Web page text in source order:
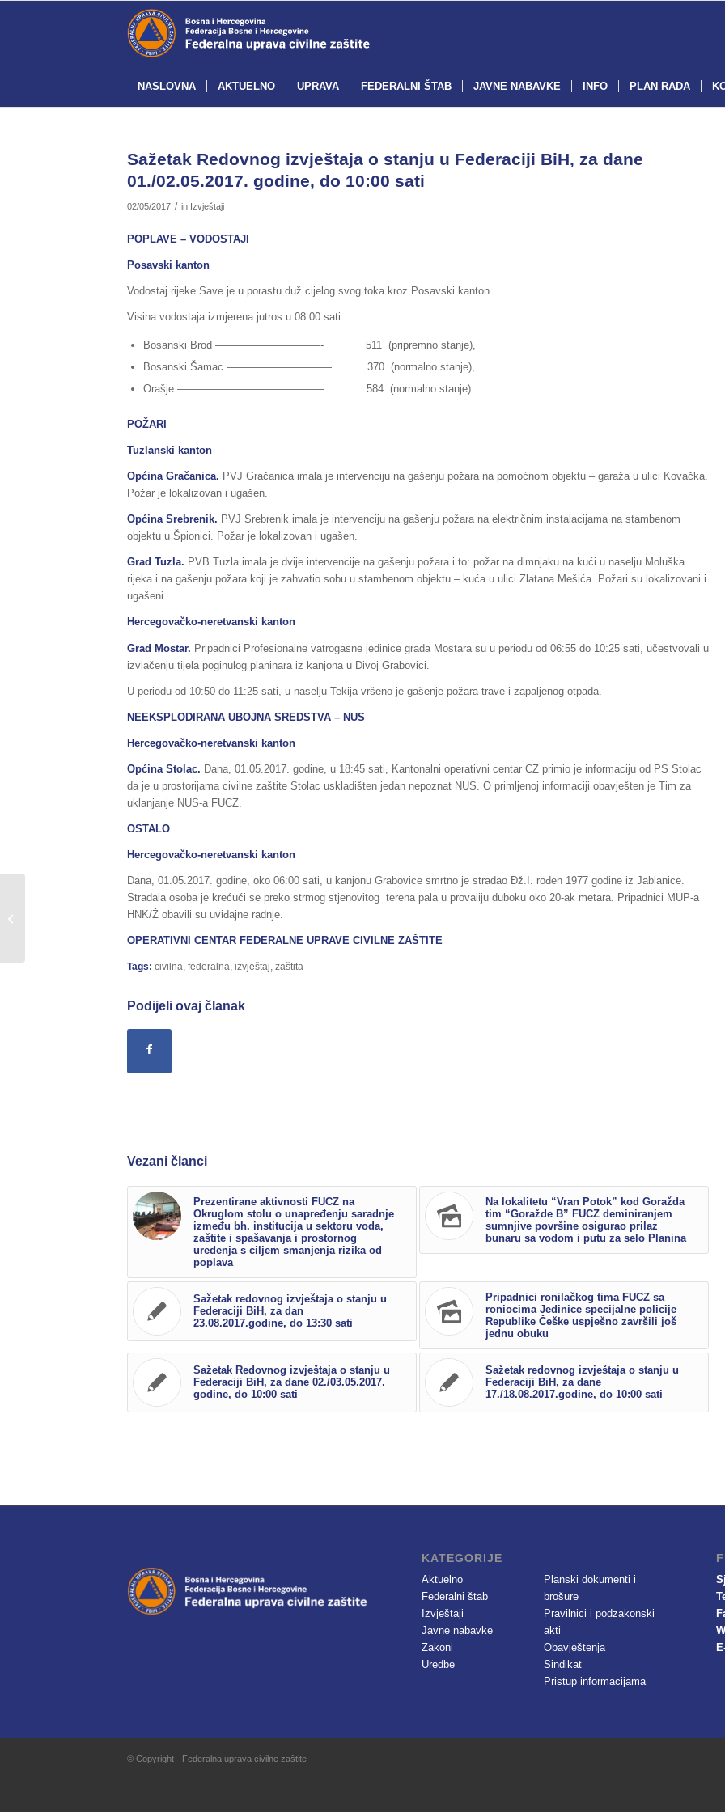
NASLOVNA AKTUELNO UPRAVA FEDERALNI ŠTAB JAVNE NABAVKE INFO PLAN RADA
Sažetak Redovnog izvještaja o stanju u Federaciji BiH, za dane
01./02.05.2017. godine, do 10:00 sati
02/05/2017 / in Izvještaji
POPLAVE – VODOSTAJI
Posavski kanton
Vodostaj rijeke Save je u porastu duž cijelog svog toka kroz Posavski kanton.
Visina vodostaja izmjerena jutros u 08:00 sati:
Bosanski Brod ——————————- 511 (pripremno stanje),
Bosanski Šamac —————————— 370 (normalno stanje),
Orašje —————————————— 584 (normalno stanje).
POŽARI
Tuzlanski kanton
Općina Gračanica. PVJ Gračanica imala je intervenciju na gašenju požara na pomoćnom objektu – garaža u ulici Kovačka.
Požar je lokalizovan i ugašen.
Općina Srebrenik. PVJ Srebrenik imala je intervenciju na gašenju požara na električnim instalacijama na stambenom
objektu u Špionici. Požar je lokalizovan i ugašen.
Grad Tuzla. PVB Tuzla imala je dvije intervencije na gašenju požara i to: požar na dimnjaku na kući u naselju Moluška
rijeka i na gašenju požara koji je zahvatio sobu u stambenom objektu – kuća u ulici Zlatana Mešića. Požari su lokalizovani i
ugašeni.
Hercegovačko-neretvanski kanton
Grad Mostar. Pripadnici Profesionalne vatrogasne jedinice grada Mostara su u periodu od 06:55 do 10:25 sati, učestvovali u
izvlačenju tijela poginulog planinara iz kanjona u Divoj Grabovici.
U periodu od 10:50 do 11:25 sati, u naselju Tekija vršeno je gašenje požara trave i zapaljenog otpada.
NEEKSPLODIRANA UBOJNA SREDSTVA – NUS
Hercegovačko-neretvanski kanton
Općina Stolac. Dana, 01.05.2017. godine, u 18:45 sati, Kantonalni operativni centar CZ primio je informaciju od PS Stolac
da je u prostorijama civilne zaštite Stolac uskladišten jedan nepoznat NUS. O primljenoj informaciji obavješten je Tim za
uklanjanje NUS-a FUCZ.
OSTALO
Hercegovačko-neretvanski kanton
Dana, 01.05.2017. godine, oko 06:00 sati, u kanjonu Grabovice smrtno je stradao Đž.I. rođen 1977 godine iz Jablanice.
Stradala osoba je krećući se preko strmog stjenovitog terena pala u provaliju duboku oko 20-ak metara. Pripadnici MUP-a
HNK/Ž obavili su uviđajne radnje.
OPERATIVNI CENTAR FEDERALNE UPRAVE CIVILNE ZAŠTITE
Tags: civilna federalna izvještaj zaštita
Podijeli ovaj članak
Vezani članci
Prezentirane aktivnosti FUCZ na
Okruglom stolu o unapređenju saradnje
između bh. institucija u sektoru voda,
zaštite i spašavanja i prostornog
uređenja s ciljem smanjenja rizika od
poplava
Na lokalitetu “Vran Potok” kod Goražda
tim “Goražde B” FUCZ deminiranjem
sumnjive površine osigurao prilaz
bunaru sa vodom i putu za selo Planina
Sažetak redovnog izvještaja o stanju u
Federaciji BiH, za dan
23.08.2017.godine, do 13:30 sati
Pripadnici ronilačkog tima FUCZ sa
roniocima Jedinice specijalne policije
Republike Češke uspješno završili još
jednu obuku
Sažetak Redovnog izvještaja o stanju u
Federaciji BiH, za dane 02./03.05.2017.
godine, do 10:00 sati
Sažetak redovnog izvještaja o stanju u
Federaciji BiH, za dane
17./18.08.2017.godine, do 10:00 sati
KATEGORIJE
Aktuelno
Federalni štab
Izvještaji
Javne nabavke
Zakoni
Uredbe
Planski dokumenti i
brošure
Pravilnici i podzakonski
akti
Obavještenja
Sindikat
Pristup informacijama
© Copyright - Federalna uprava civilne zaštite
Sažetak Redovnog izvještaja o stanju
u Federaciji BiH, za dane